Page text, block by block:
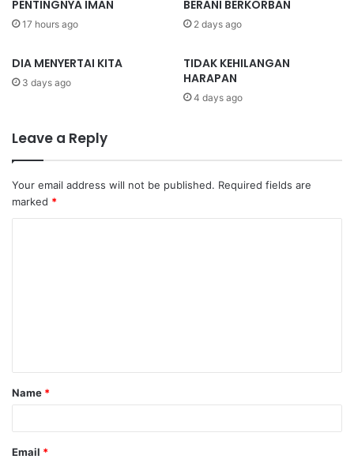
PENTINGNYA IMAN
17 hours ago
BERANI BERKORBAN
2 days ago
DIA MENYERTAI KITA
3 days ago
TIDAK KEHILANGAN
HARAPAN
4 days ago
Leave a Reply
Your email address will not be published. Required fields are
marked *
t
*
Name *
Email *